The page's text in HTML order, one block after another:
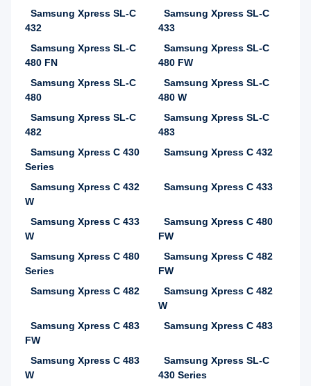
Samsung Xpress SL-C
432
Samsung Xpress SL-C
433
Samsung Xpress SL-C
480 FN
Samsung Xpress SL-C
480 FW
Samsung Xpress SL-C
480
Samsung Xpress SL-C
480 W
Samsung Xpress SL-C
482
Samsung Xpress SL-C
483
Samsung Xpress C 430
Series
Samsung Xpress C 432
Samsung Xpress C 432
W
Samsung Xpress C 433
Samsung Xpress C 433
W
Samsung Xpress C 480
FW
Samsung Xpress C 480
Series
Samsung Xpress C 482
FW
Samsung Xpress C 482
Samsung Xpress C 482
W
Samsung Xpress C 483
FW
Samsung Xpress C 483
Samsung Xpress C 483
W
Samsung Xpress SL-C
430 Series